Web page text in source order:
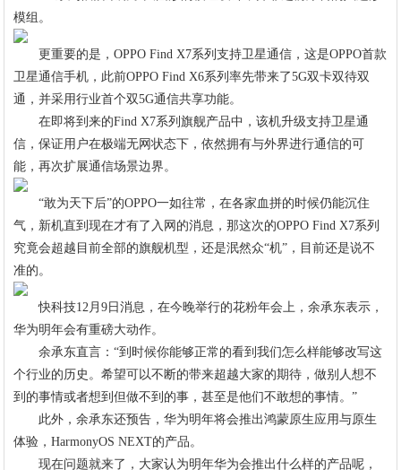
模组。
更重要的是，OPPO Find X7系列支持卫星通信，这是OPPO首款
卫星通信手机，此前OPPO Find X6系列率先带来了5G双卡双待双
通，并采用行业首个双5G通信共享功能。
在即将到来的Find X7系列旗舰产品中，该机升级支持卫星通
信，保证用户在极端无网状态下，依然拥有与外界进行通信的可
能，再次扩展通信场景边界。
“敢为天下后”的OPPO一如往常，在各家血拼的时候仍能沉住
气，新机直到现在才有了入网的消息，那这次的OPPO Find X7系列
究竟会超越目前全部的旗舰机型，还是泯然众“机”，目前还是说不
准的。
快科技12月9日消息，在今晚举行的花粉年会上，余承东表示，
华为明年会有重磅大动作。
余承东直言：“到时候你能够正常的看到我们怎么样能够改写这
个行业的历史。希望可以不断的带来超越大家的期待，做别人想不
到的事情或者想到但做不到的事，甚至是他们不敢想的事情。”
此外，余承东还预告，华为明年将会推出鸿蒙原生应用与原生
体验，HarmonyOS NEXT的产品。
现在问题就来了，大家认为明年华为会推出什么样的产品呢，